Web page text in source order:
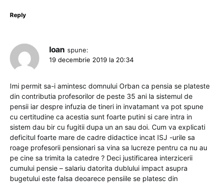
Reply
Ioan spune:
19 decembrie 2019 la 20:34
Imi permit sa-i amintesc domnului Orban ca pensia se plateste
din contributia profesorilor de peste 35 ani la sistemul de
pensii iar despre infuzia de tineri in invatamant va pot spune
cu certitudine ca acestia sunt foarte putini si care intra in
sistem dau bir cu fugitii dupa un an sau doi. Cum va explicati
deficitul foarte mare de cadre didactice incat ISJ -urile sa
roage profesorii pensionari sa vina sa lucreze pentru ca nu au
pe cine sa trimita la catedre ? Deci justificarea interzicerii
cumului pensie – salariu datorita dublului impact asupra
bugetului este falsa deoarece pensiile se platesc din